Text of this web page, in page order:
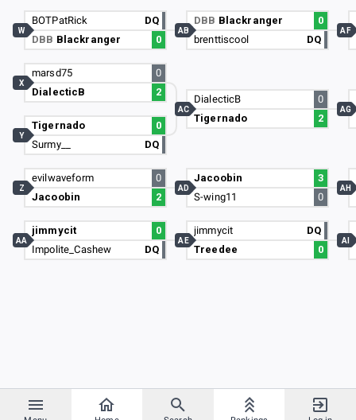
BOTPatRick
DQ
DBB Blackranger 0
W
marsd75
0
DialecticB
2
X
Tigernado
0
Surmy__
DQ
Y
evilwaveform
0
Jacoobin
2
Z
jimmycit
0
Impolite_Cashew
DQ
AA
DBB Blackranger
0
brenttiscool
DQ
AB
DialecticB
0
Tigernado
2
AC
Jacoobin
3
S-wing11
0
AD
jimmycit
DQ
Treedee
0
AE
AF
AG
AH
AI